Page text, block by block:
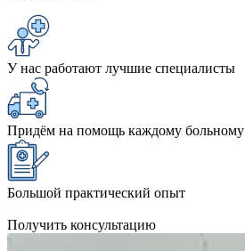
У нас работают лучшие специалисты
Придём на помощь каждому больному
Большой практический опыт
Получить консультацию